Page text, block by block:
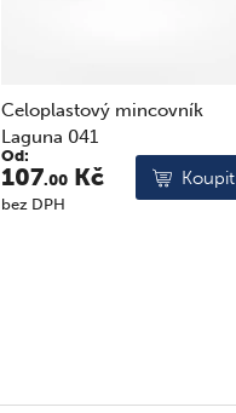
Celoplastový mincovník
Elegance PET 042E
Od:
193.00 Kč
bez DPH
Koupit